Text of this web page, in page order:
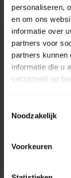
personaliseren,
en om ons
informatie over
partners voor
partners kunnen
informatie die u
verzameld op
Noodzakelijk
Voorkeuren
XL
meesterwerk